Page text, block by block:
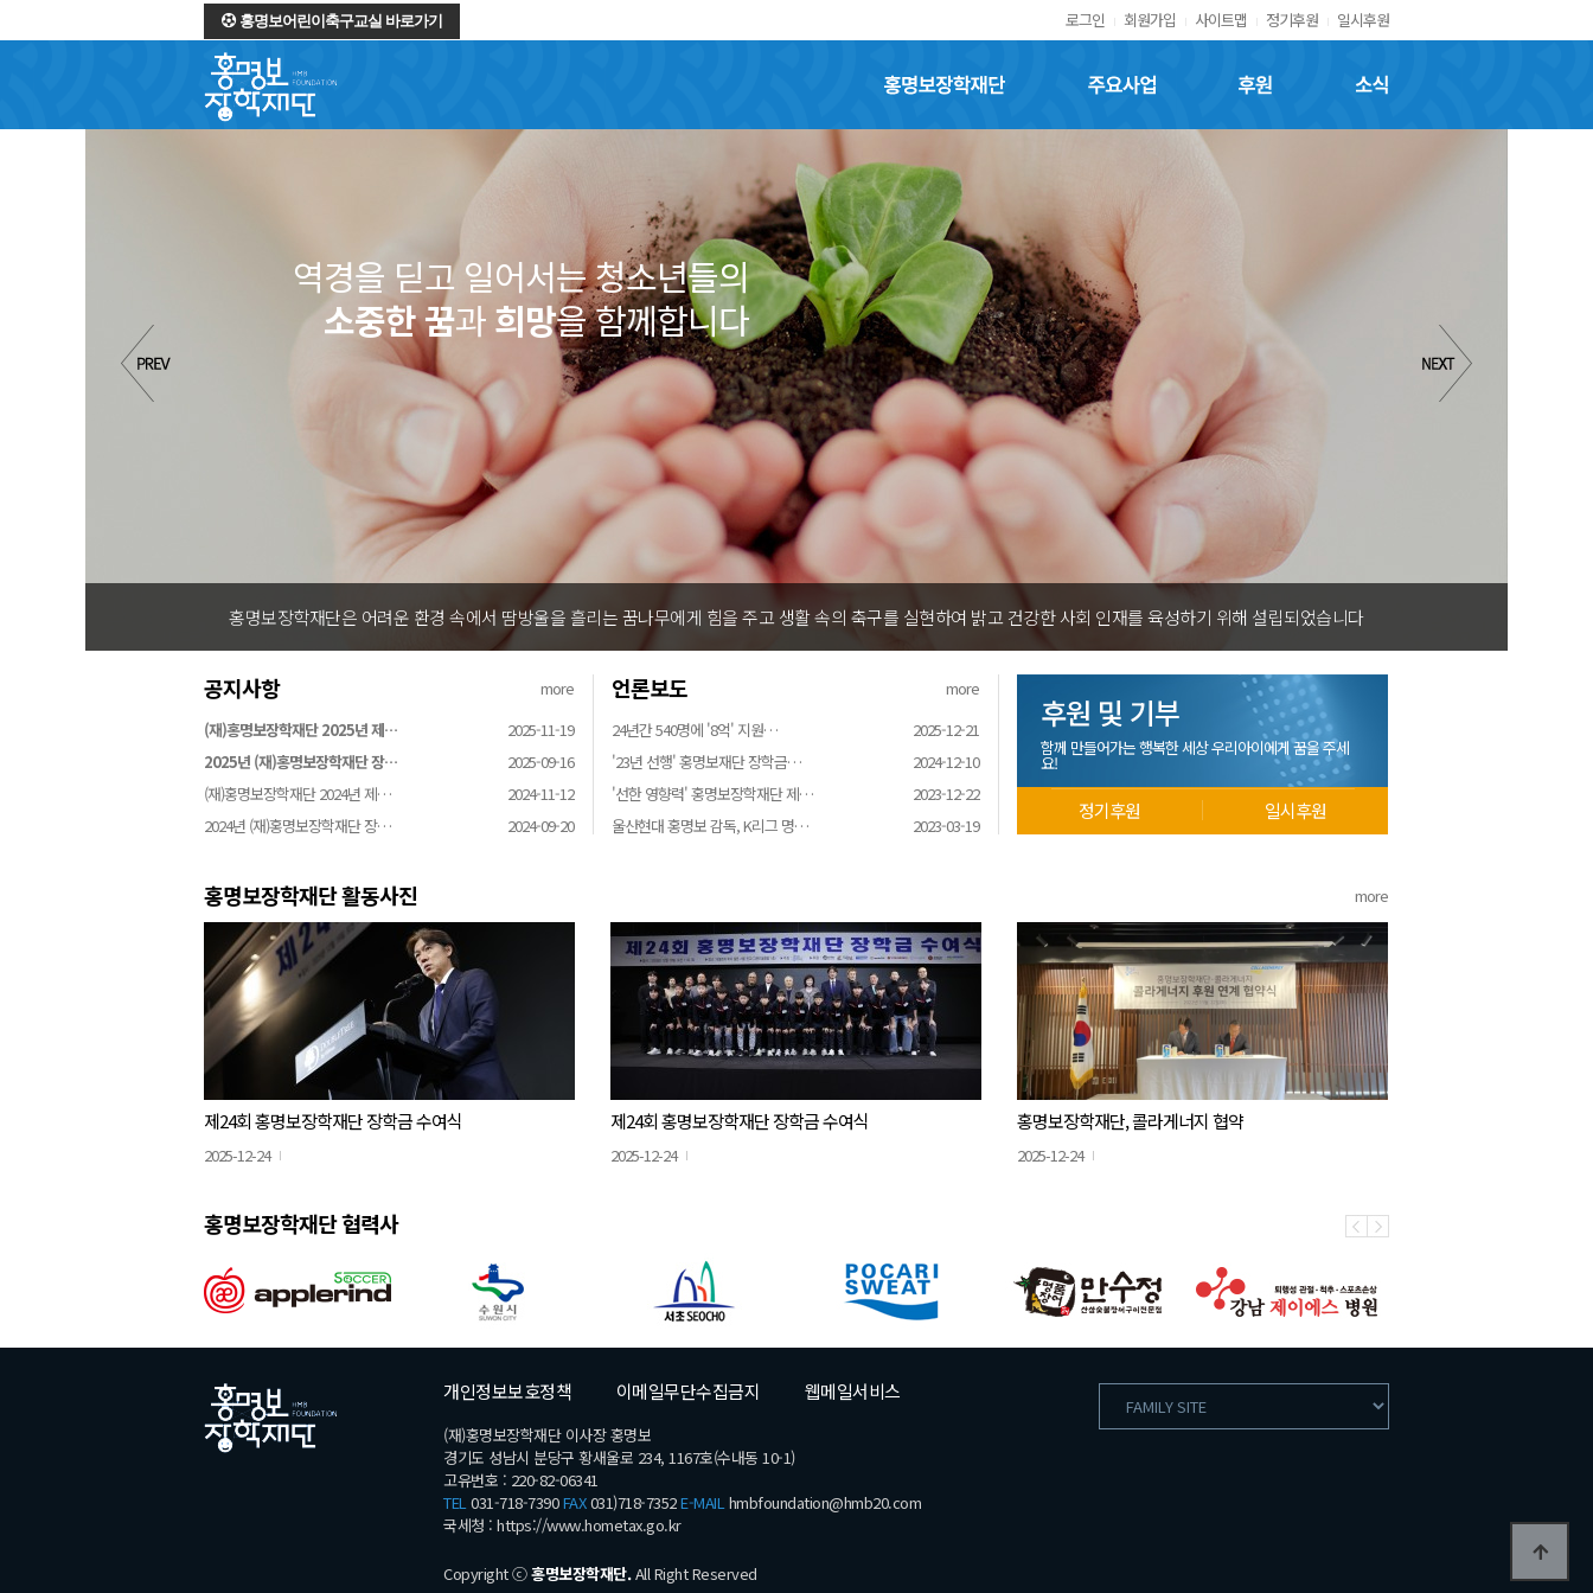
홍명보어린이축구교실 바로가기 로그인 회원가입 사이트맵 정기후원 일시후원
홍명보장학재단 주요사업 후원 소식
역경을 딛고 일어서는 청소년들의
소중한 꿈과희망을 함께합니다
홍명보장학재단은 어려운 환경 속에서 땀방울을 흘리는 꿈나무에게 힘을 주고 생활 속의 축구를 실현하여 밝고 건강한 사회 인재를 육성하기 위해 설립되었습니다
공지사항
more
(재)홍명보장학재단 2025년 제…
2025-11-19
2025년 (재)홍명보장학재단 장…
2025-09-16
(재)홍명보장학재단 2024년 제…
2024-11-12
2024년 (재)홍명보장학재단 장…
2024-09-20
언론보도
more
24년간 540명에 '8억' 지원…
2025-12-21
'23년 선행' 홍명보재단 장학금…
2024-12-10
'선한 영향력' 홍명보장학재단 제…
2023-12-22
울산현대 홍명보 감독, K리그 명…
2023-03-19
후원 및 기부
함께 만들어가는 행복한 세상 우리아이에게 꿈을 주세
요!
정기후원 일시후원
홍명보장학재단 활동사진 more
제24회 홍명보장학재단 장학금 수여식
2025-12-24
제24회 홍명보장학재단 장학금 수여식
2025-12-24
홍명보장학재단, 콜라게너지 협약
2025-12-24
홍명보장학재단 협력사
개인정보보호정책 이메일무단수집금지 웹메일서비스
(재)홍명보장학재단 이사장 홍명보
경기도 성남시 분당구 황새울로 234, 1167호(수내동 10-1)
고유번호 : 220-82-06341
TEL031-718-7390FAX031)718-7352E-MAILhmbfoundation@hmb20.com
국세청 : https://www.hometax.go.kr
Copyright ⓒ홍명보장학재단.All Right Reserved